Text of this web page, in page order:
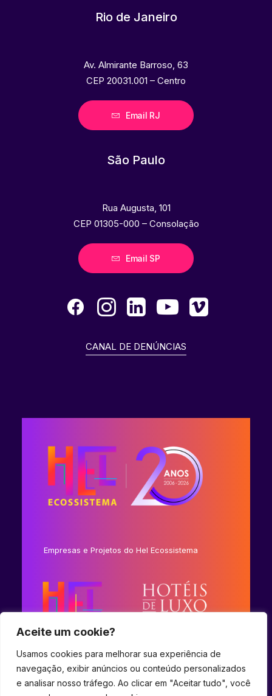
Aceite um cookie?
Usamos cookies para melhorar sua experiência de
navegação, exibir anúncios ou conteúdo personalizados
e analisar nosso tráfego. Ao clicar em "Aceitar tudo", você
Rio de Janeiro
Av. Almirante Barroso, 63
CEP 20031.001 – Centro
Email RJ
São Paulo
Rua Augusta, 101
CEP 01305-000 – Consolação
Email SP
CANAL DE DENÚNCIAS
Empresas e Projetos do Hel Ecossistema